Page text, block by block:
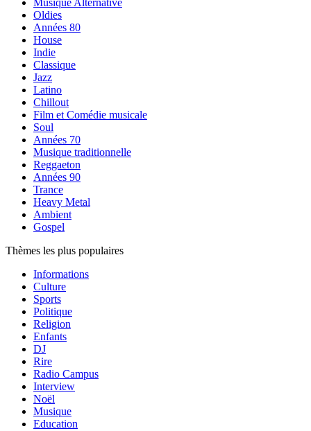
Musique Alternative
Oldies
Années 80
House
Indie
Classique
Jazz
Latino
Chillout
Film et Comédie musicale
Soul
Années 70
Musique traditionnelle
Reggaeton
Années 90
Trance
Heavy Metal
Ambient
Gospel
Thèmes les plus populaires
Informations
Culture
Sports
Politique
Religion
Enfants
DJ
Rire
Radio Campus
Interview
Noël
Musique
Education